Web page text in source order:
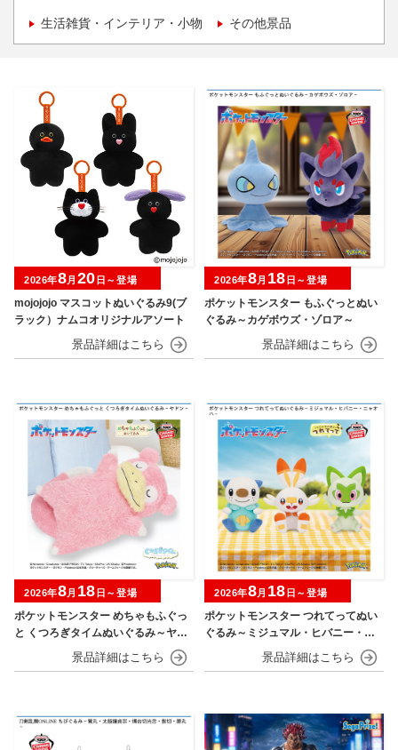
生活雑貨・インテリア・小物 その他景品
mojojojo マスコットぬいぐるみ9(ブ
ラック）ナムコオリジナルアソート
2026年8月 20 日～登場
ポケットモンスター もふぐっとぬい
ぐるみ～カゲボウズ・ゾロア～
2026年8月 18 日～登場
ポケットモンスター めちゃもふぐっ
と くつろぎタイムぬいぐるみ～ヤド
2026年8月 18 日～登場
ポケットモンスター つれてってぬい
ぐるみ～ミジュマル・ヒバニー・ニ
2026年8月 18 日～登場